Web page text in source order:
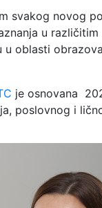
svakog novog
u
u oblasti
je osnovana
poslovnog i